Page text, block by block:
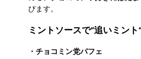
びます。
ミントソースで”追いミン
・チョコミン党パフェ